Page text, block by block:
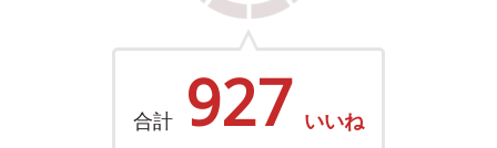
合計 927 いいね